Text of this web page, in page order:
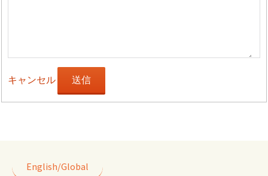
キャンセル 送信
English/Global